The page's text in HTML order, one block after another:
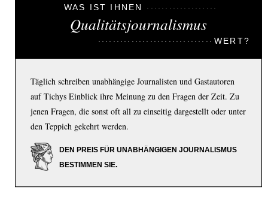
WAS IST IHNEN
Qualitätsjournalismus
WERT?
Täglich schreiben unabhängige Journalisten und Gastautoren
auf Tichys Einblick ihre Meinung zu den Fragen der Zeit. Zu
jenen Fragen, die sonst oft all zu einseitig dargestellt oder unter
den Teppich gekehrt werden.
DEN PREIS FÜR UNABHÄNGIGEN JOURNALISMUS
BESTIMMEN SIE.